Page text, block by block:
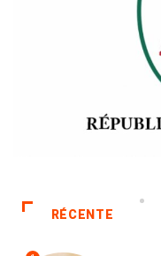
RÉCENTE